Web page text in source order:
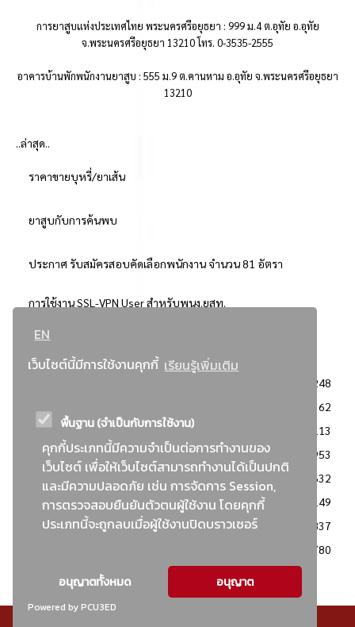
EN
เว็บไซต์นี้มีการใช้งานคุกกี้ เรียนรู้เพิ่มเติม
พื้นฐาน (จำเป็นกับการใช้งาน)
คุกกี้ประเภทนี้มีความจำเป็นต่อการทำงานของ
เว็บไซต์ เพื่อให้เว็บไซต์สามารถทำงานได้เป็นปกติ
และมีความปลอดภัย เช่น การจัดการ Session,
การตรวจสอบยืนยันตัวตนผู้ใช้งาน โดยคุกกี้
ประเภทนี้จะถูกลบเมื่อผู้ใช้งานปิดบราวเซอร์
อนุญาตทั้งหมด อนุญาต
Powered by PCU3ED
การยาสูบแห่งประเทศไทย พระนครศรีอยุธยา : 999 ม.4 ต.อุทัย อ.อุทัย
จ.พระนครศรีอยุธยา 13210 โทร. 0-3535-2555
อาคารบ้านพักพนักงานยาสูบ : 555 ม.9 ต.คานหาม อ.อุทัย จ.พระนครศรีอยุธยา
13210
..ล่าสุด..
ราคาขายบุหรี่/ยาเส้น
ยาสูบกับการค้นพบ
ประกาศ รับสมัครสอบคัดเลือกพนักงาน จำนวน 81 อัตรา
การใช้งาน SSL-VPN User สำหรับพนง.ยสท.
..ยอดนิยม..
3248
2362
: วิธีเฉพาะเจาะจง
2113
ข่าวสาร/ประกาศ
1953
: เอกสารส่งเสริมความโปร่งใสในการจัดซื้อจัดจ้าง
1632
ข่าวสารจัดซื้อจัดจ้าง
1149
: แผนการจัดซื้อจัดจ้าง
837
780